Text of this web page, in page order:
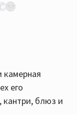
сетап
?
камерная
его
кантри, блюз и